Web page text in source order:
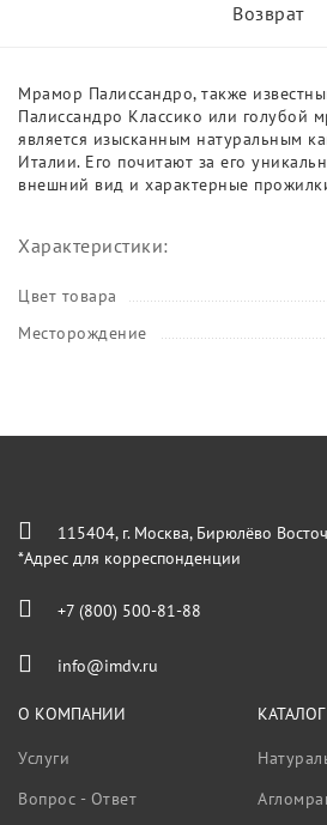
Возврат
Мрамор Палиссандро, также
Палиссандро Классико или голубой
является изысканным натуральным
Италии. Его почитают за его
внешний вид и характерные
Характеристики:
Цвет товара
Месторождение
115404, г. Москва, Бирюлёво
*Адрес для корреспонденции
+7 (800) 500-81-88
info@imdv.ru
О КОМПАНИИ
Услуги
Вопрос - Ответ
КАТАЛОГ